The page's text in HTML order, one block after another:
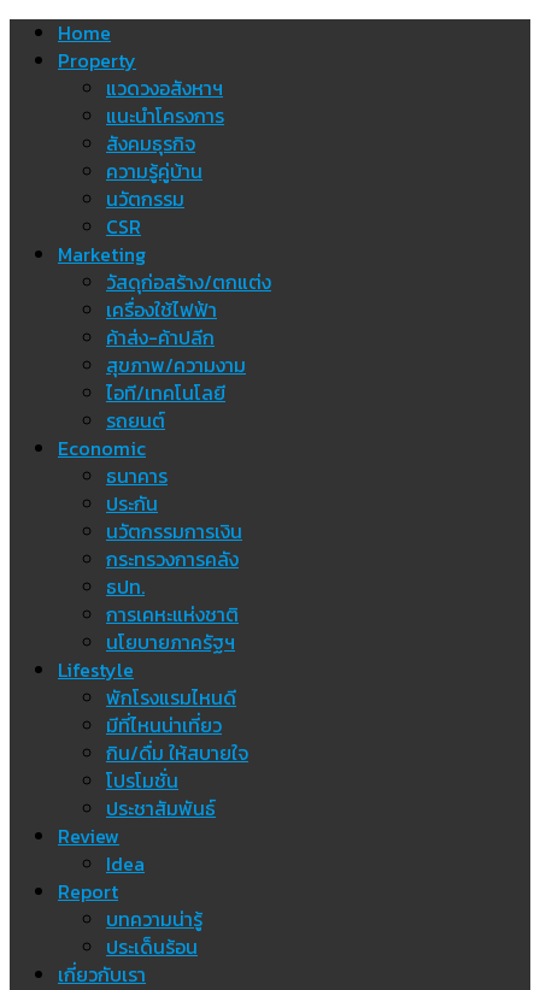
Skip Home
Property
แวดวงอสังหาฯ
แนะนำโครงการ
สังคมธุรกิจ
ความรู้คู่บ้าน
นวัตกรรม
CSR
Marketing
วัสดุก่อสร้าง/ตกแต่ง
เครื่องใช้ไฟฟ้า
ค้าส่ง-ค้าปลีก
สุขภาพ/ความงาม
ไอที/เทคโนโลยี
รถยนต์
Economic
ธนาคาร
ประกัน
นวัตกรรมการเงิน
กระทรวงการคลัง
ธปท.
การเคหะแห่งชาติ
นโยบายภาครัฐฯ
Lifestyle
พักโรงแรมไหนดี
มีที่ไหนน่าเที่ยว
กิน/ดื่ม ให้สบายใจ
โปรโมชั่น
ประชาสัมพันธ์
Review
Idea
Report
บทความน่ารู้
ประเด็นร้อน
เกี่ยวกับเรา